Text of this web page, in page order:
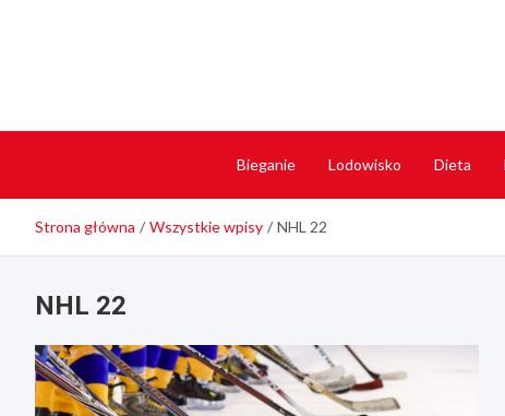
Bieganie Lodowisko Dieta
Strona główna Wszystkie wpisy NHL 22
NHL 22